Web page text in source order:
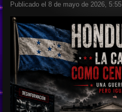
Publicado el 8 de mayo de 2026, 5:55